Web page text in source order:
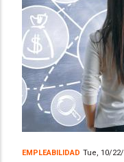
EMPLEABILIDAD Tue, 10/22/